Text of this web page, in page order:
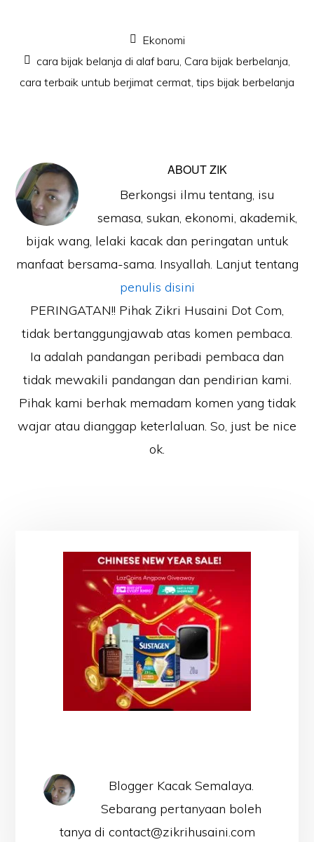
Ekonomi
cara bijak belanja di alaf baru, Cara bijak berbelanja,
cara terbaik untub berjimat cermat, tips bijak berbelanja
ABOUTZIK
Berkongsi ilmu tentang, isu
semasa, sukan, ekonomi, akademik,
bijak wang, lelaki kacak dan peringatan untuk
manfaat bersama-sama. Insyallah. Lanjut tentang
penulis disini
PERINGATAN!! Pihak Zikri Husaini Dot Com,
tidak bertanggungjawab atas komen pembaca.
Ia adalah pandangan peribadi pembaca dan
tidak mewakili pandangan dan pendirian kami.
Pihak kami berhak memadam komen yang tidak
wajar atau dianggap keterlaluan. So, just be nice
ok.
Blogger Kacak Semalaya.
Sebarang pertanyaan boleh
tanya di contact@zikrihusaini.com